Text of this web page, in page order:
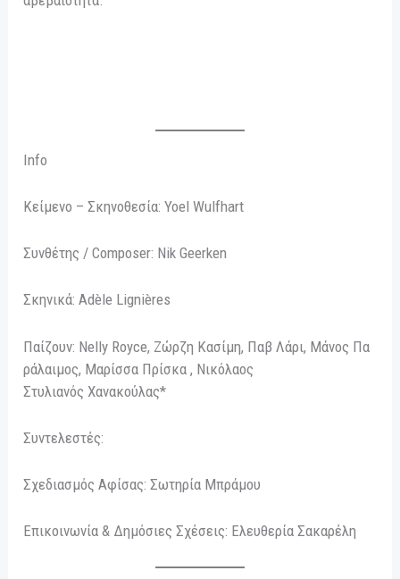
Info
Kείμενο – Σκηνοθεσία: Yoel Wulfhart
Συνθέτης / Composer: Nik Geerken
Σκηνικά: Adèle Lignières
Παίζουν: Nelly Royce, Ζώρζη Κασίμη, Παβ Λάρι, Μάνος Πα
ράλαιμος, Μαρίσσα Πρίσκα , Νικόλαος
Στυλιανός Χανακούλας*
Συντελεστές:
Σχεδιασμός Αφίσας: Σωτηρία Μπράμου
Επικοινωνία & Δημόσιες Σχέσεις: Ελευθερία Σακαρέλη